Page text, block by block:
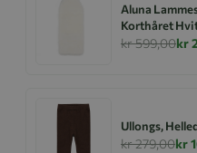
Aluna
Korthåret
kr 599,00kr
Ullongs,
kr 279,00kr